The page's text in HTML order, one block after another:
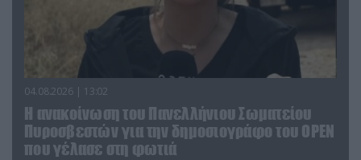
04.08.2026 | 13:02
Η ανακοίνωση του Πανελλήνιου Σωματείου
Πυροσβεστών για την δημοσιογράφο του OPEN
που γέλασε στη φωτιά